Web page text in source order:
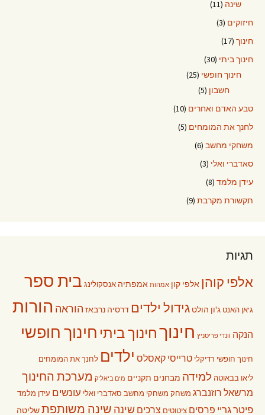
שינה (11)
חיזוקים (3)
חינוך (17)
חינוך ביתי (30)
חינוך חופשי (25)
חשבון (5)
טבע האדם ואחרים (10)
לחנך את המומחים (5)
משחקי מחשב (6)
סאדברי ואלי (3)
עידן מלמד (8)
תקשורת מקרבת (9)
תגיות
אלפי קוהן אלפי קון אמהות אמפתיה אנסקולינג בית ספר
ג'אן האנט ג'ון הולט גידול ילדים דרסיה נרבאז הוראה הורות
הנקה וונדי פריסניץ חינוךחינוך ביתי חינוך חופשי
חינוך חופשי רדיקלי טרייסי קאסלס ילדים לחנך את המומחים
ליאו בבאוטה למידה מבחנים תקניים מים ביאליק מערכת החינוך
מרשאל רוזנברג משחק משחקי מחשב סאדברי ואלי עונשים עידן מלמד
פיטר גריי פרסים ציטוטים צרכים שינה שינה משותפתשליטה